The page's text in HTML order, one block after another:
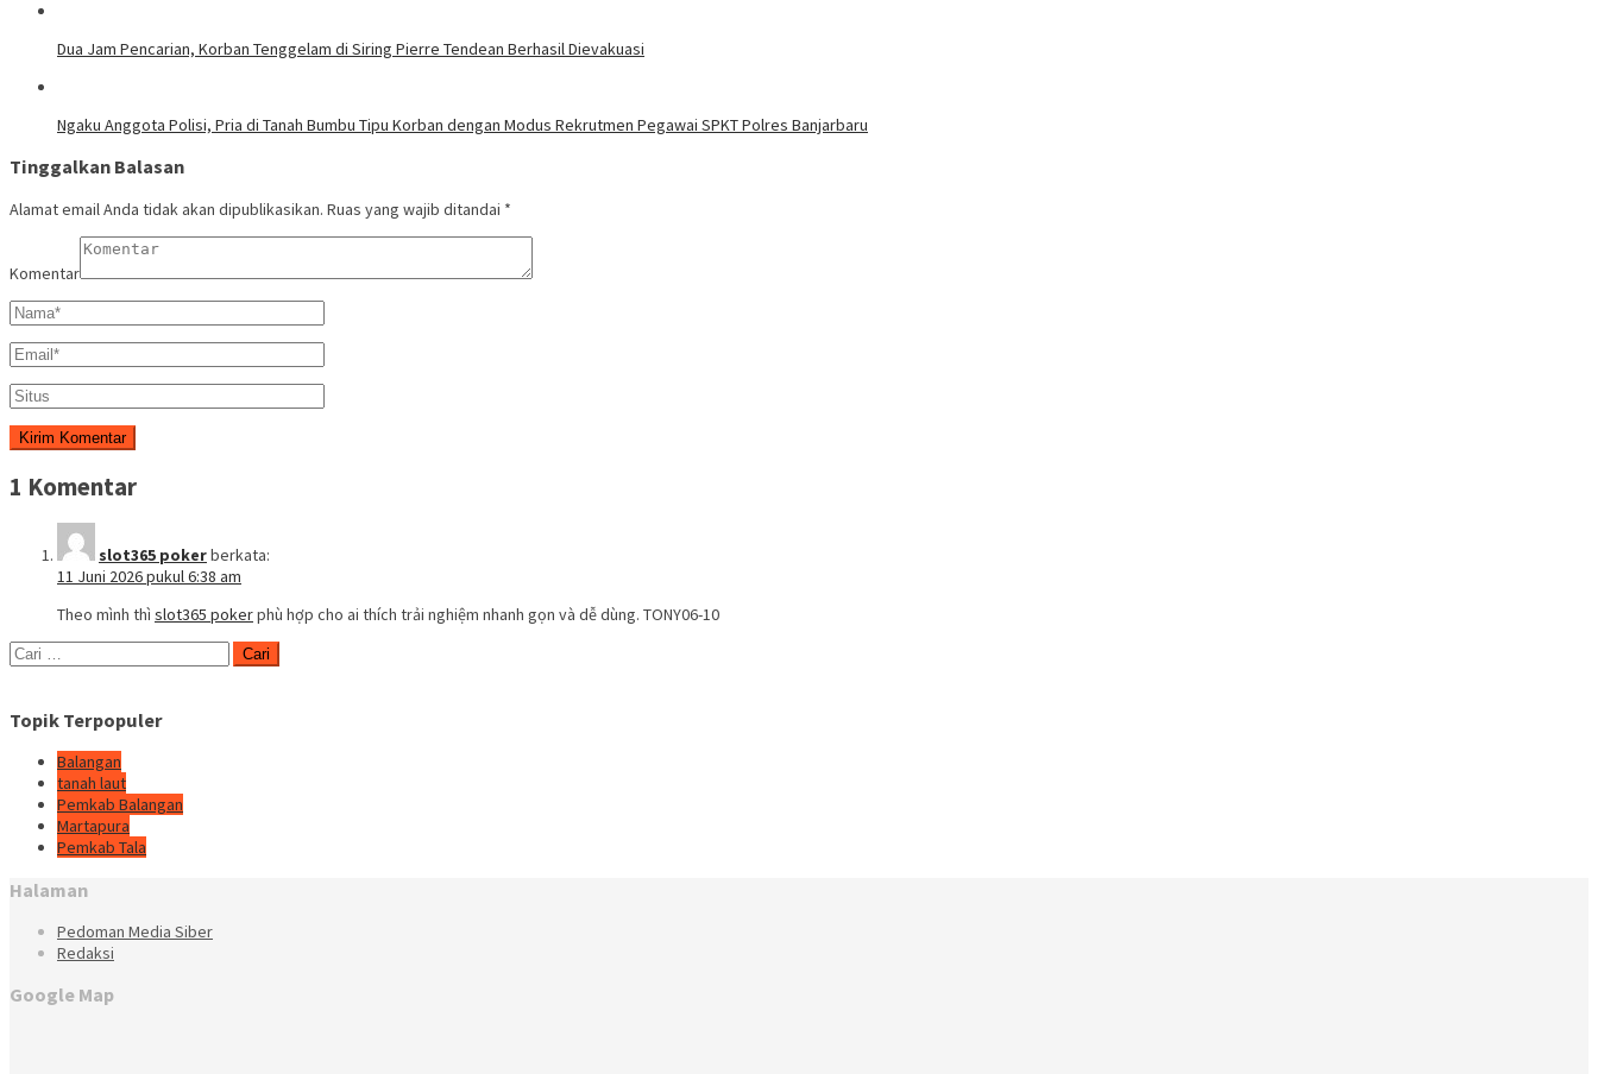
Dua Jam Pencarian, Korban Tenggelam di Siring Pierre Tendean Berhasil Dievakuasi
Ngaku Anggota Polisi, Pria di Tanah Bumbu Tipu Korban dengan Modus Rekrutmen Pegawai SPKT Polres Banjarbaru
Tinggalkan Balasan
Alamat email Anda tidak akan dipublikasikan. Ruas yang wajib ditandai *
Komentar
1 Komentar
slot365 pokerberkata:
11 Juni 2026 pukul 6:38 am
Theo mình thì slot365 pokerphù hợp cho ai thích trải nghiệm nhanh gọn và dễ dùng. TONY06-10
Cari
untuk:
Topik Terpopuler
Balangan
tanah laut
Pemkab Balangan
Martapura
Pemkab Tala
Halaman
Pedoman Media Siber
Redaksi
Google Map